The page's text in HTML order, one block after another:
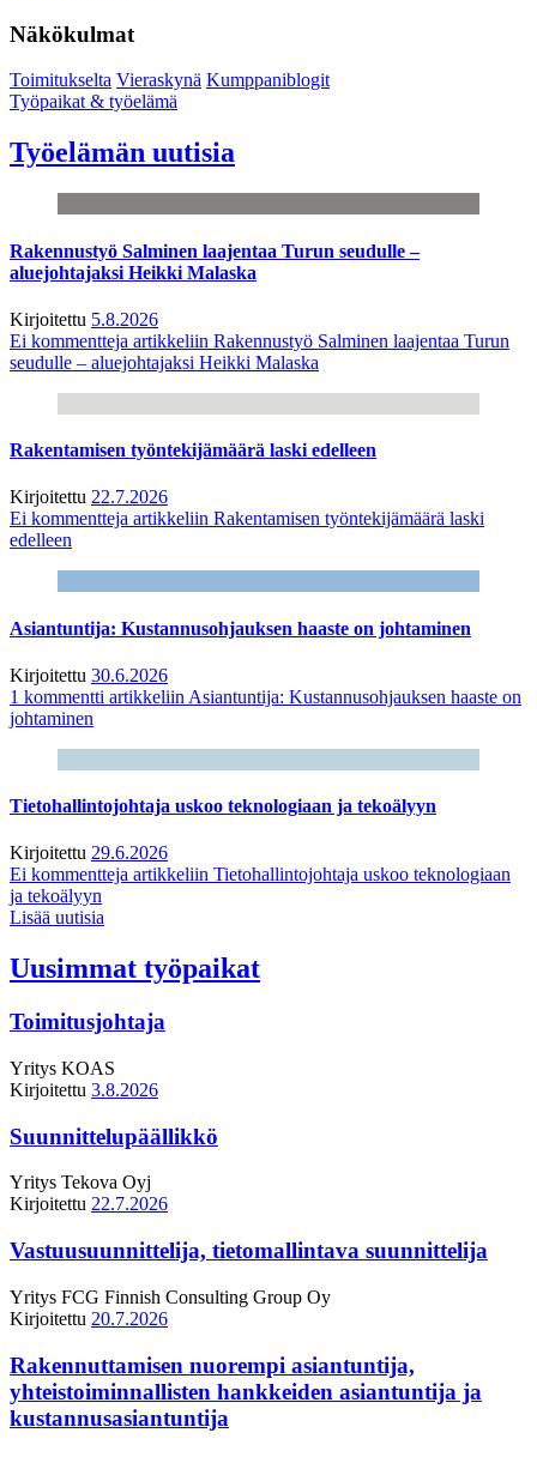
Näkökulmat
Toimitukselta Vieraskynä Kumppaniblogit
Työpaikat & työelämä
Työelämän uutisia
Rakennustyö Salminen laajentaa Turun seudulle –
aluejohtajaksi Heikki Malaska
Kirjoitettu 5.8.2026
Ei kommentteja artikkeliin Rakennustyö Salminen laajentaa Turun
seudulle – aluejohtajaksi Heikki Malaska
Rakentamisen työntekijämäärä laski edelleen
Kirjoitettu 22.7.2026
Ei kommentteja artikkeliin Rakentamisen työntekijämäärä laski
edelleen
Asiantuntija: Kustannusohjauksen haaste on johtaminen
Kirjoitettu 30.6.2026
1 kommentti artikkeliin Asiantuntija: Kustannusohjauksen haaste on
johtaminen
Tietohallintojohtaja uskoo teknologiaan ja tekoälyyn
Kirjoitettu 29.6.2026
Ei kommentteja artikkeliin Tietohallintojohtaja uskoo teknologiaan
ja tekoälyyn
Lisää uutisia
Uusimmat työpaikat
Toimitusjohtaja
Yritys KOAS
Kirjoitettu 3.8.2026
Suunnittelupäällikkö
Yritys Tekova Oyj
Kirjoitettu 22.7.2026
Vastuusuunnittelija, tietomallintava suunnittelija
Yritys FCG Finnish Consulting Group Oy
Kirjoitettu 20.7.2026
Rakennuttamisen nuorempi asiantuntija,
yhteistoiminnallisten hankkeiden asiantuntija ja
kustannusasiantuntija